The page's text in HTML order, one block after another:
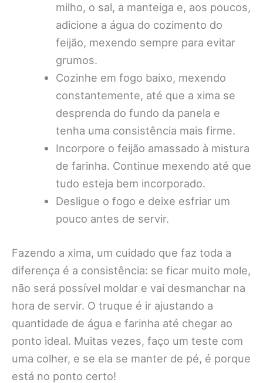
milho, o sal, a manteiga e, aos poucos,
adicione a água do cozimento do
feijão, mexendo sempre para evitar
grumos.
Cozinhe em fogo baixo, mexendo
constantemente, até que a xima se
desprenda do fundo da panela e
tenha uma consistência mais firme.
Incorpore o feijão amassado à mistura
de farinha. Continue mexendo até que
tudo esteja bem incorporado.
Desligue o fogo e deixe esfriar um
pouco antes de servir.
Fazendo a xima, um cuidado que faz toda a
diferença é a consistência: se ficar muito mole,
não será possível moldar e vai desmanchar na
hora de servir. O truque é ir ajustando a
quantidade de água e farinha até chegar ao
ponto ideal. Muitas vezes, faço um teste com
uma colher, e se ela se manter de pé, é porque
está no ponto certo!